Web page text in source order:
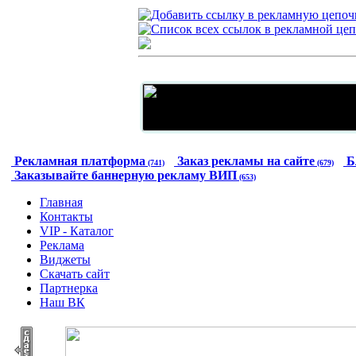
Рекламная платформа (741) Заказ рекламы на сайте (679)
Заказывайте баннерную рекламу ВИП (653)
Главная
Контакты
VIP - Каталог
Реклама
Виджеты
Скачать сайт
Партнерка
Наш ВК